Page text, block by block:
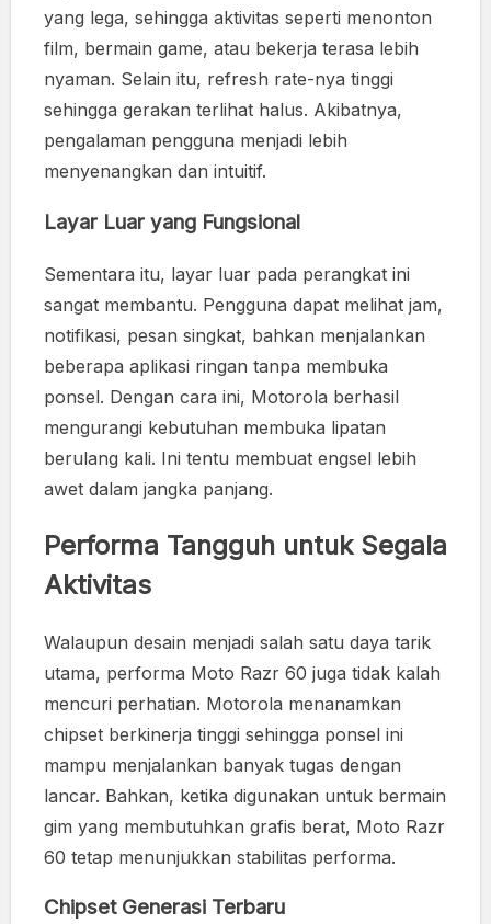
yang lega, sehingga aktivitas seperti menonton
film, bermain game, atau bekerja terasa lebih
nyaman. Selain itu, refresh rate-nya tinggi
sehingga gerakan terlihat halus. Akibatnya,
pengalaman pengguna menjadi lebih
menyenangkan dan intuitif.
Layar Luar yang Fungsional
Sementara itu, layar luar pada perangkat ini
sangat membantu. Pengguna dapat melihat jam,
notifikasi, pesan singkat, bahkan menjalankan
beberapa aplikasi ringan tanpa membuka
ponsel. Dengan cara ini, Motorola berhasil
mengurangi kebutuhan membuka lipatan
berulang kali. Ini tentu membuat engsel lebih
awet dalam jangka panjang.
Performa Tangguh untuk Segala
Aktivitas
Walaupun desain menjadi salah satu daya tarik
utama, performa Moto Razr 60 juga tidak kalah
mencuri perhatian. Motorola menanamkan
chipset berkinerja tinggi sehingga ponsel ini
mampu menjalankan banyak tugas dengan
lancar. Bahkan, ketika digunakan untuk bermain
gim yang membutuhkan grafis berat, Moto Razr
60 tetap menunjukkan stabilitas performa.
Chipset Generasi Terbaru